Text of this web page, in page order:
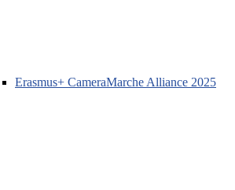
Erasmus+ CameraMarche Alliance 2025